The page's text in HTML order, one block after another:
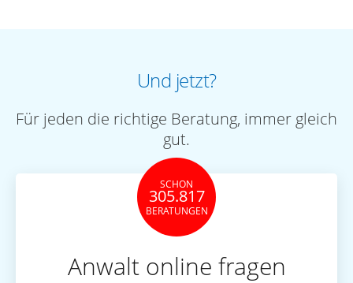
Und jetzt?
Für jeden die richtige Beratung, immer gleich
gut.
SCHON
305.817
BERATUNGEN
Anwalt online fragen